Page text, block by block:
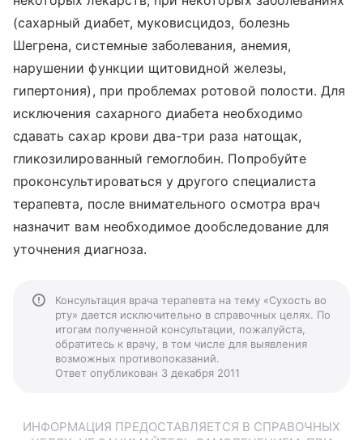
(сахарный диабет, муковисцидоз, болезнь
Шегрена, системные заболевания, анемия,
нарушении функции щитовидной железы,
гипертония), при проблемах ротовой полости. Для
исключения сахарного диабета необходимо
сдавать сахар крови два-три раза натощак,
гликозилированный гемоглобин. Попробуйте
проконсультироваться у другого специалиста
терапевта, после внимательного осмотра врач
назначит вам необходимое дообследование для
уточнения диагноза.
Консультация врача терапевта на тему «Сухость во
рту» дается исключительно в справочных целях. По
итогам полученной консультации, пожалуйста,
обратитесь к врачу, в том числе для выявления
возможных противопоказаний.
Ответ опубликован 3 декабря 2011
ИНФОРМАЦИЯ ПРЕДОСТАВЛЯЕТСЯ В СПРАВОЧНЫХ